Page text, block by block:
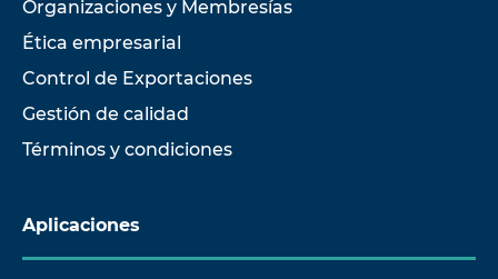
Organizaciones y Membresías
Ética empresarial
Control de Exportaciones
Gestión de calidad
Términos y condiciones
Aplicaciones